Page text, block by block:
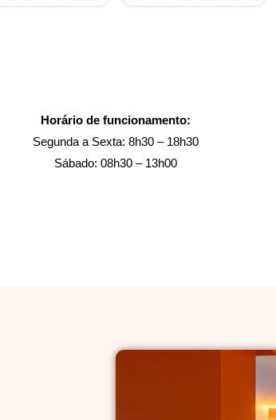
Horário de funcionamento:
Segunda a Sexta: 8h30 – 18h30
Sábado: 08h30 – 13h00